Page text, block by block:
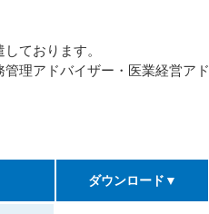
ております。
理アドバイザー・医業経営アド
ダウンロード▼